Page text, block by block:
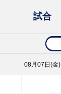
試合
08月07日(金)